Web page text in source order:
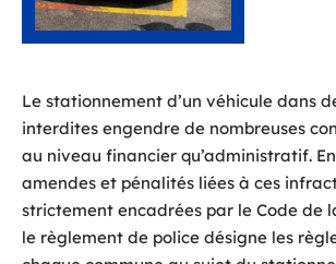
Le stationnement d’un véhicule dans
interdites engendre de nombreuses
au niveau financier qu’administratif.
amendes et pénalités liées à ces
strictement encadrées par le Code de
le règlement de police désigne les